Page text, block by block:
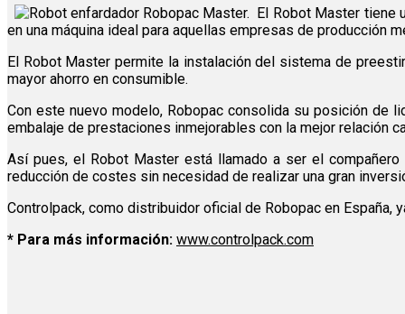
El Robot Master tiene
en una máquina ideal para aquellas empresas de producción
El Robot Master permite la instalación del sistema de
mayor ahorro en consumible.
Con este nuevo modelo, Robopac consolida su posición de
embalaje de prestaciones inmejorables con la mejor relación
Así pues, el Robot Master está llamado a ser el
reducción de costes sin necesidad de realizar una gran
Controlpack, como distribuidor oficial de Robopac en
* Para más información: www.controlpack.com